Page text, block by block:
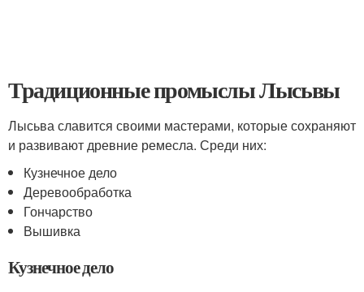
Традиционные промыслы Лысьвы
Лысьва славится своими мастерами, которые сохраняют
и развивают древние ремесла. Среди них:
Кузнечное дело
Деревообработка
Гончарство
Вышивка
Кузнечное дело